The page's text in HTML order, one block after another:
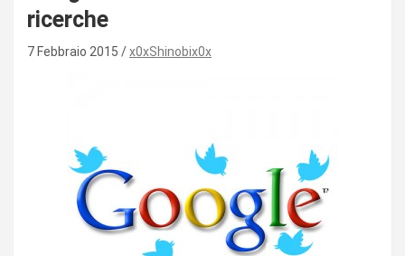
ricerche
7 Febbraio 2015 x0xShinobix0x